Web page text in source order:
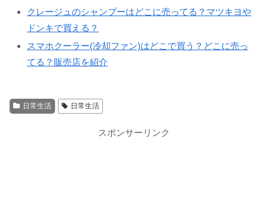
クレージュのシャンプーはどこに売ってる？マツキヨや
ドンキで買える？
スマホクーラー(冷却ファン)はどこで買う？どこに売っ
てる？販売店を紹介
日常生活 日常生活
スポンサーリンク